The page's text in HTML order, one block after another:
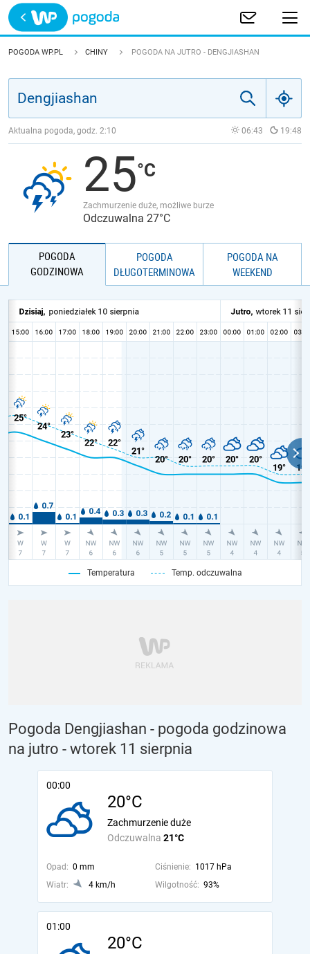
Trwa ładowanie
POLSKA
JAKOŚĆ POWIETRZA
POGODA WP.PL CHINY POGODA NA JUTRO - DENGJIASHAN
Aktualna pogoda, godz. 2:10 06:43 19:48
25
Zachmurzenie duże, możliwe burze
Odczuwalna 27°C
POGODA
GODZINOWA
POGODA
DŁUGOTERMINOWA
POGODA NA
WEEKEND
Temperatura Temp. odczuwalna
Pogoda Dengjiashan - pogoda godzinowa
na jutro - wtorek 11 sierpnia
00:00
20°C
Odczuwalna 21°C
Zachmurzenie duże
Opad: 0 mm Ciśnienie: 1017 hPa
Wiatr:
4 km/h Wilgotność: 93%
01:00
20°C